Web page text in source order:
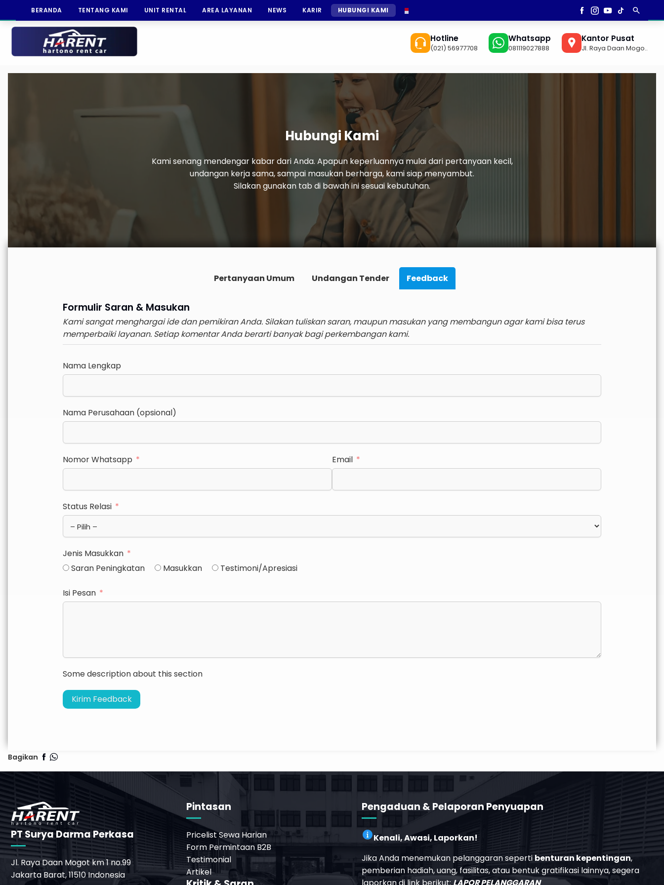
BERANDA TENTANG KAMI UNIT RENTAL AREA LAYANAN NEWS KARIR HUBUNGI KAMI search
Hotline
(021) 56977708
Whatsapp
081119027888
Kantor Pusat
Jl. Raya Daan Mogo..
Hubungi Kami
Kami senang mendengar kabar dari Anda. Apapun keperluannya mulai dari pertanyaan kecil,
undangan kerja sama, sampai masukan berharga, kami siap menyambut.
Silakan gunakan tab di bawah ini sesuai kebutuhan.
Pertanyaan Umum Undangan Tender Feedback
Formulir Saran & Masukan
Kami sangat menghargai ide dan pemikiran Anda. Silakan tuliskan saran, maupun masukan yang membangun agar kami bisa terus
memperbaiki layanan. Setiap komentar Anda berarti banyak bagi perkembangan kami.
Nama Lengkap
Nama Perusahaan (opsional)
Nomor Whatsapp Email
Status Relasi
Jenis Masukkan
Saran Peningkatan
Masukkan Testimoni/Apresiasi
Isi Pesan
Some description about this section
Kirim Feedback
Bagikan
PT Surya Darma Perkasa
Jl. Raya Daan Mogot km 1 no.99
Jakarta Barat, 11510 Indonesia
Pintasan
Pricelist Sewa Harian
Form Permintaan B2B
Testimonial
Artikel
Pengaduan & Pelaporan Penyuapan
Kenali, Awasi, Laporkan!
Jika Anda menemukan pelanggaran seperti benturan kepentingan,
pemberian hadiah, uang, fasilitas, atau bentuk gratifikasi lainnya, segera